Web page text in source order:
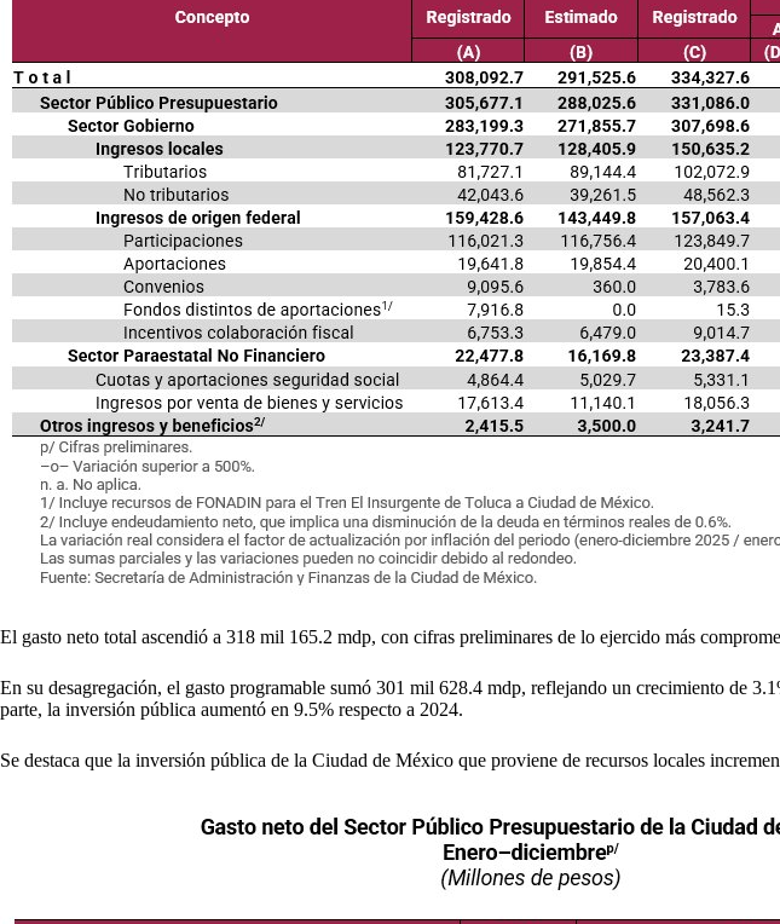
El gasto neto total ascendió a 318 mil 165.2 mdp, con cifras preliminares de lo ejercido más
En su desagregación, el gasto programable sumó 301 mil 628.4 mdp, reflejando un crecimiento de
parte, la inversión pública aumentó en 9.5% respecto a 2024.
Se destaca que la inversión pública de la Ciudad de México que proviene de recursos locales